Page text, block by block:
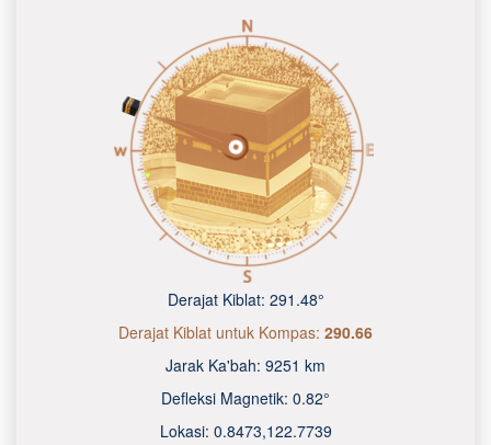
Derajat Kiblat: 291.48°
Derajat Kiblat untuk Kompas: 290.66
Jarak Ka'bah: 9251 km
Defleksi Magnetik: 0.82°
Lokasi: 0.8473,122.7740